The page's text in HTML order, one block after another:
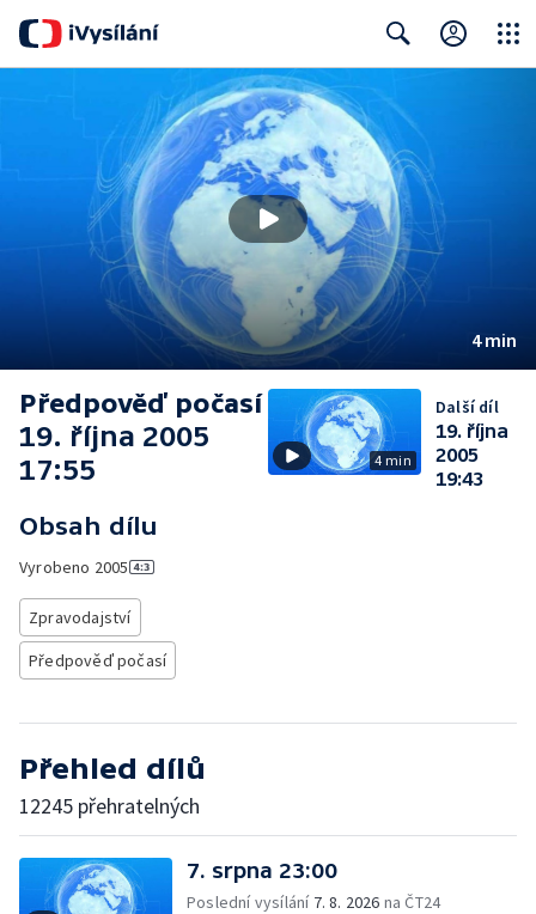
4 min
Předpověď počasí
19. října 2005
17:55
Obsah dílu
Vyrobeno 2005
Zpravodajství
Předpověď počasí
4 min
Další díl
19. října
2005
19:43
Přehled dílů
12245 přehratelných
7. srpna 23:00
Poslední vysílání 7. 8. 2026 na ČT24